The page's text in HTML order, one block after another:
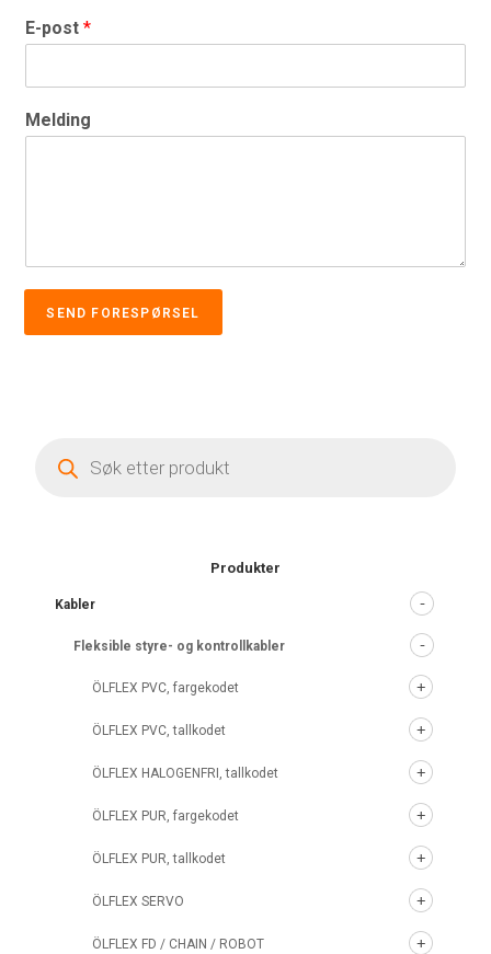
E-post*
Melding
SEND FORESPØRSEL
search
Produkter
Kabler
Fleksible styre- og kontrollkabler
ÖLFLEX PVC, fargekodet
ÖLFLEX PVC, tallkodet
ÖLFLEX HALOGENFRI, tallkodet
ÖLFLEX PUR, fargekodet
ÖLFLEX PUR, tallkodet
ÖLFLEX SERVO
ÖLFLEX FD / CHAIN / ROBOT